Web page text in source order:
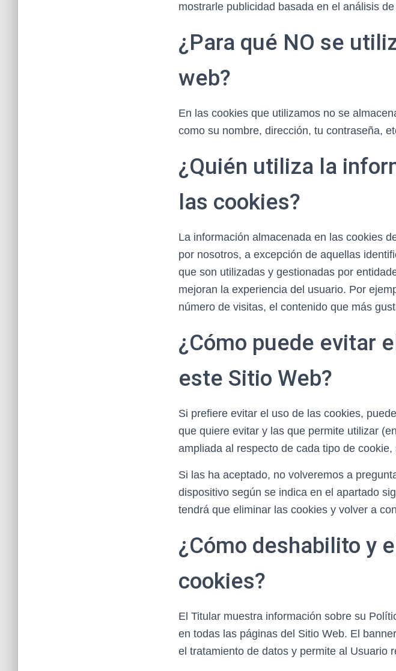
mostrarle publicidad basada en el análisis
¿Para qué NO se
web?
En las cookies que utilizamos no se
como su nombre, dirección, tu contraseña,
¿Quién utiliza la
las cookies?
La información almacenada en las cookies
por nosotros, a excepción de aquellas
que son utilizadas y gestionadas por
mejoran la experiencia del usuario. Por
número de visitas, el contenido que más
¿Cómo puede evitar
este Sitio Web?
Si prefiere evitar el uso de las cookies,
que quiere evitar y las que permite utilizar
ampliada al respecto de cada tipo de
Si las ha aceptado, no volveremos a
dispositivo según se indica en el apartado
tendrá que eliminar las cookies y volver a
¿Cómo deshabilito y
cookies?
El Titular muestra información sobre su
en todas las páginas del Sitio Web. El
el tratamiento de datos y permite al Usuario